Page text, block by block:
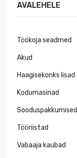
AVALEHELE
Töökoja seadmed
Akud
Haagisekonks lisad
Kodumasinad
Sooduspakkumised
Tööriistad
Vabaaja kaubad